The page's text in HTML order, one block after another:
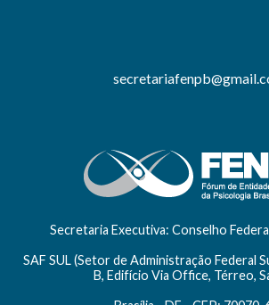
Secretaria Executiva: Conselho
SAF SUL (Setor de Administração Federal
B, Edifício Via Office, Térreo,